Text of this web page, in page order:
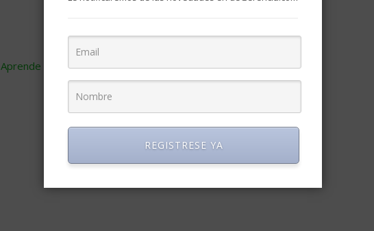
Aprende cómo se procesan los datos de tus comentarios.
REGISTRESE YA